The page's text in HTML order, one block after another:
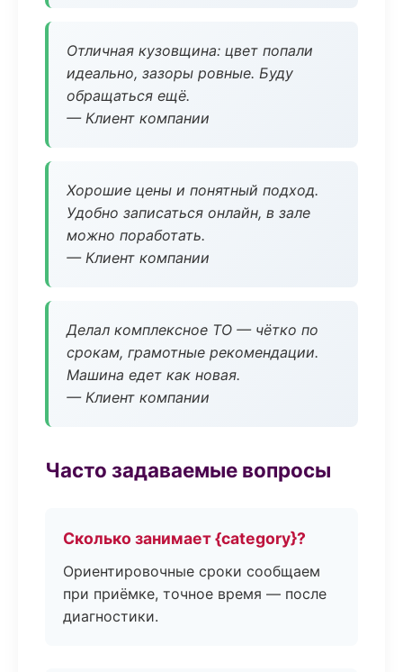
Отличная кузовщина: цвет попали
идеально, зазоры ровные. Буду
обращаться ещё.
— Клиент компании
Хорошие цены и понятный подход.
Удобно записаться онлайн, в зале
можно поработать.
— Клиент компании
Делал комплексное ТО — чётко по
срокам, грамотные рекомендации.
Машина едет как новая.
— Клиент компании
Часто задаваемые вопросы
Сколько занимает {category}?
Ориентировочные сроки сообщаем
при приёмке, точное время — после
диагностики.